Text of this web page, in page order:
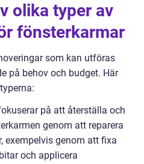
olika typer av
fönsterkarmar
som kan utföras
på behov och budget. Här
på att återställa och
genom att reparera
exempelvis genom att fixa
och applicera